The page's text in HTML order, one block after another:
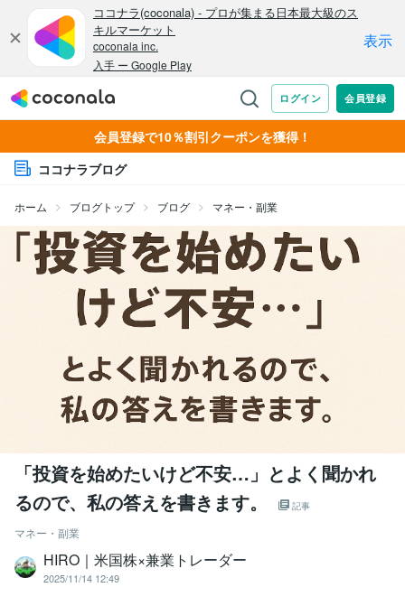
会員登録で10％割引クーポンを獲得！
ココナラブログ
ホーム ブログトップ ブログ マネー・副業
「投資を始めたいけど不安…」とよく聞かれ
るので、私の答えを書きます。
記事
マネー・副業
HIRO｜米国株×兼業トレーダー
2025/11/14 12:49